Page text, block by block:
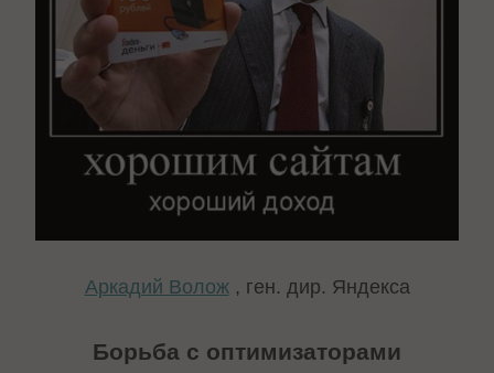
Аркадий Волож, ген. дир. Яндекса
Борьба с оптимизаторами